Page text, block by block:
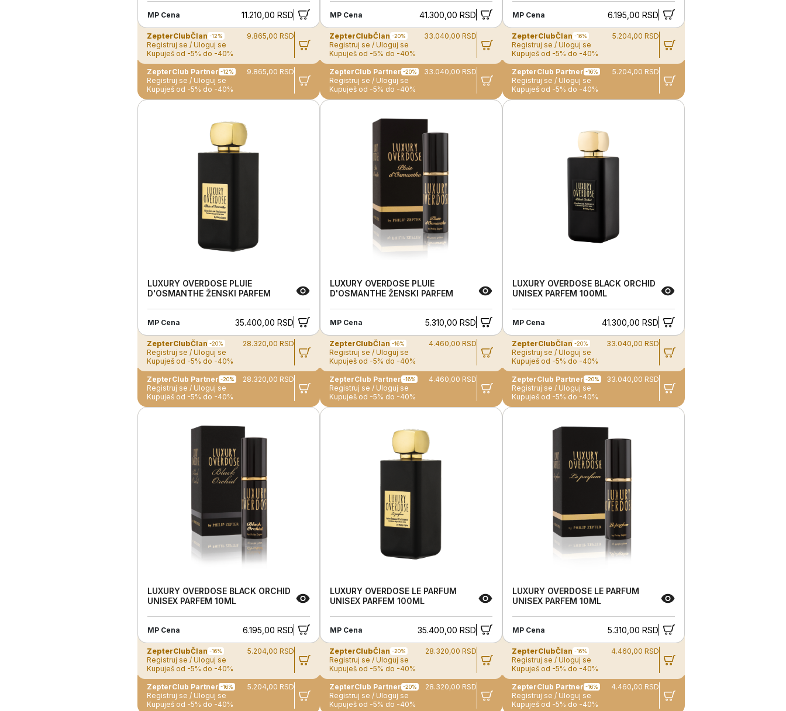
MP Cena 11.210,00 RSD
ZepterClubČlan -12%
9.865,00 RSD
Registruj se / Uloguj se
Kupuješ od -5% do -40%
ZepterClub Partner -12%
9.865,00 RSD
Registruj se / Uloguj se
Kupuješ od -5% do -40%
MP Cena 41.300,00 RSD
ZepterClubČlan -20%
33.040,00 RSD
Registruj se / Uloguj se
Kupuješ od -5% do -40%
ZepterClub Partner -20%
33.040,00 RSD
Registruj se / Uloguj se
Kupuješ od -5% do -40%
MP Cena 6.195,00 RSD
ZepterClubČlan -16%
5.204,00 RSD
Registruj se / Uloguj se
Kupuješ od -5% do -40%
ZepterClub Partner -16%
5.204,00 RSD
Registruj se / Uloguj se
Kupuješ od -5% do -40%
LUXURY OVERDOSE PLUIE
D'OSMANTHE ŽENSKI PARFEM
MP Cena 35.400,00 RSD
ZepterClubČlan -20%
28.320,00 RSD
Registruj se / Uloguj se
Kupuješ od -5% do -40%
ZepterClub Partner -20%
28.320,00 RSD
Registruj se / Uloguj se
Kupuješ od -5% do -40%
LUXURY OVERDOSE PLUIE
D'OSMANTHE ŽENSKI PARFEM
MP Cena 5.310,00 RSD
ZepterClubČlan -16%
4.460,00 RSD
Registruj se / Uloguj se
Kupuješ od -5% do -40%
ZepterClub Partner -16%
4.460,00 RSD
Registruj se / Uloguj se
Kupuješ od -5% do -40%
LUXURY OVERDOSE BLACK ORCHID
UNISEX PARFEM 100ML
MP Cena 41.300,00 RSD
ZepterClubČlan -20%
33.040,00 RSD
Registruj se / Uloguj se
Kupuješ od -5% do -40%
ZepterClub Partner -20%
33.040,00 RSD
Registruj se / Uloguj se
Kupuješ od -5% do -40%
LUXURY OVERDOSE BLACK ORCHID
UNISEX PARFEM 10ML
MP Cena 6.195,00 RSD
ZepterClubČlan -16%
5.204,00 RSD
Registruj se / Uloguj se
Kupuješ od -5% do -40%
ZepterClub Partner -16%
5.204,00 RSD
Registruj se / Uloguj se
Kupuješ od -5% do -40%
LUXURY OVERDOSE LE PARFUM
UNISEX PARFEM 100ML
MP Cena 35.400,00 RSD
ZepterClubČlan -20%
28.320,00 RSD
Registruj se / Uloguj se
Kupuješ od -5% do -40%
ZepterClub Partner -20%
28.320,00 RSD
Registruj se / Uloguj se
Kupuješ od -5% do -40%
LUXURY OVERDOSE LE PARFUM
UNISEX PARFEM 10ML
MP Cena 5.310,00 RSD
ZepterClubČlan -16%
4.460,00 RSD
Registruj se / Uloguj se
Kupuješ od -5% do -40%
ZepterClub Partner -16%
4.460,00 RSD
Registruj se / Uloguj se
Kupuješ od -5% do -40%